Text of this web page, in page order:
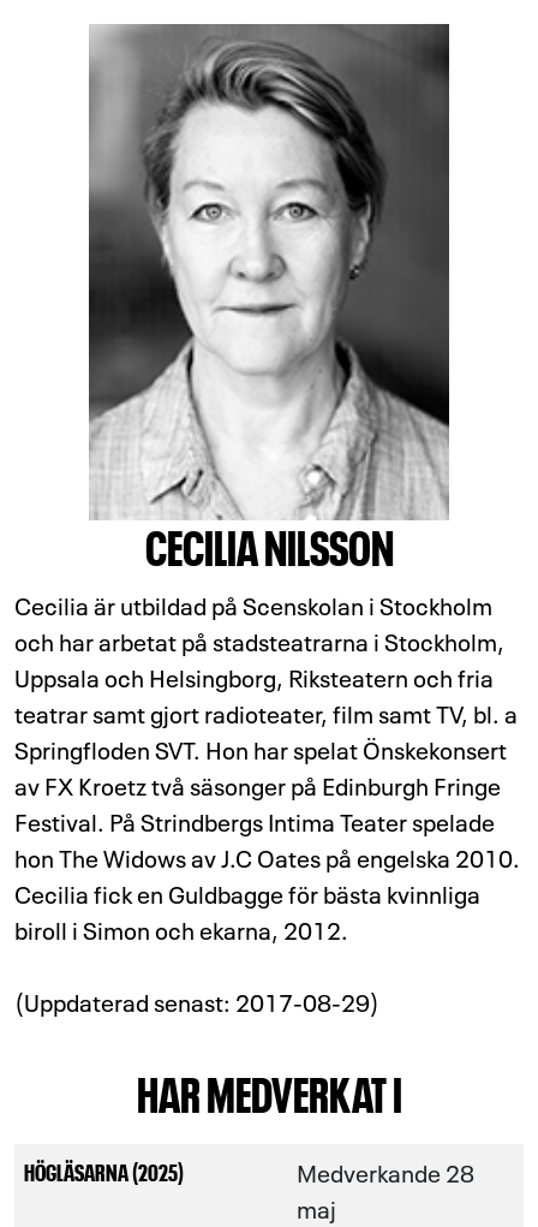
CECILIA NILSSON
Cecilia är utbildad på Scenskolan i Stockholm
och har arbetat på stadsteatrarna i Stockholm,
Uppsala och Helsingborg, Riksteatern och fria
teatrar samt gjort radioteater, film samt TV, bl. a
Springfloden SVT. Hon har spelat Önskekonsert
av FX Kroetz två säsonger på Edinburgh Fringe
Festival. På Strindbergs Intima Teater spelade
hon The Widows av J.C Oates på engelska 2010.
Cecilia fick en Guldbagge för bästa kvinnliga
biroll i Simon och ekarna, 2012.
(Uppdaterad senast: 2017-08-29)
HAR MEDVERKAT I
HÖGLÄSARNA (2025)
Medverkande 28
maj